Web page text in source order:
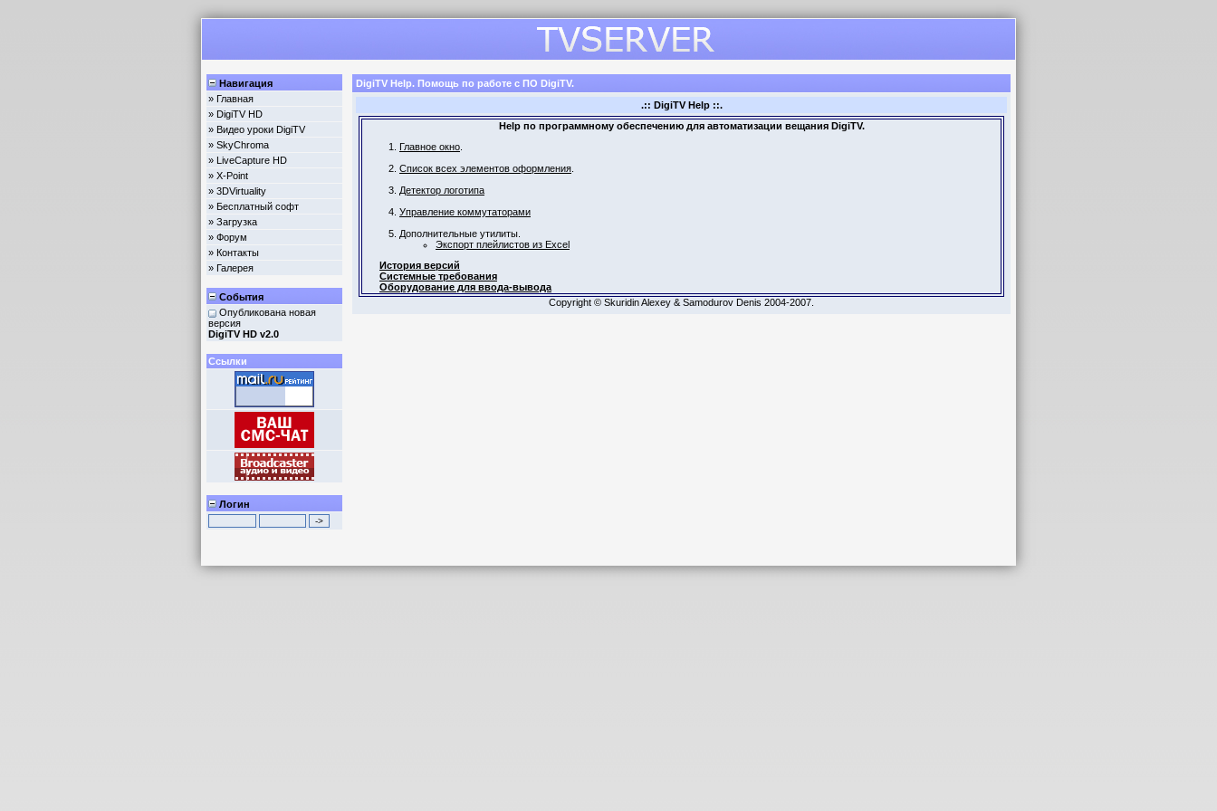
Навигация
» Главная
» DigiTV HD
» Видео уроки DigiTV
» SkyChroma
» LiveCapture HD
» X-Point
» 3DVirtuality
» Бесплатный софт
» Загрузка
» Форум
» Контакты
» Галерея
События
Опубликована новая
версия
DigiTV HD v2.0
Ссылки
Логин
DigiTV Help. Помощь по работе с ПО DigiTV.
.:: DigiTV Help ::.
Help по программному обеспечению для автоматизации вещания DigiTV.
Главное окно
Список всех элементов оформления
Детектор логотипа
Управление коммутаторами
Дополнительные утилиты.
Экспорт плейлистов из Excel
История версий
Системные требования
Оборудование для ввода-вывода
Copyright © Skuridin Alexey & Samodurov Denis 2004-2007.